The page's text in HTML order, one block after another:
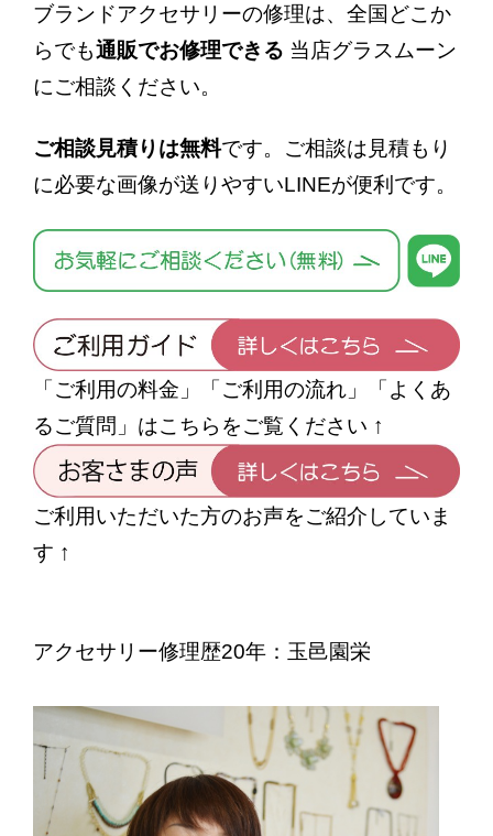
ブランドアクセサリーの修理は、 全国どこか
らでも通販でお修理できる 当店グラスムーン
にご相談ください。
ご相談見積りは無料です。ご相談は見積もり
に必要な画像が送りやすいLINEが便利です。
「ご利用の料金」「ご利用の流れ」「よくあ
るご質問」はこちらをご覧ください ↑
ご利用いただいた方のお声をご紹介していま
す ↑
アクセサリー修理歴20年：玉邑園栄